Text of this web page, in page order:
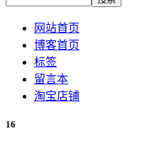
网站首页
博客首页
标签
留言本
淘宝店铺
16